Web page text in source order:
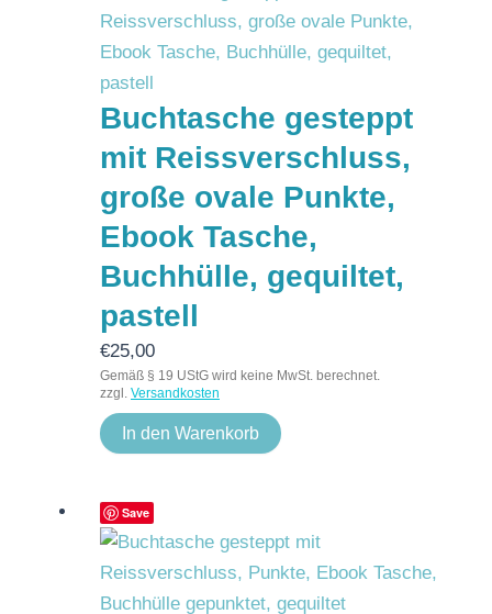
Buchtasche gesteppt
mit Reissverschluss,
große ovale Punkte,
Ebook Tasche,
Buchhülle, gequiltet,
pastell
€25,00
Gemäß § 19 UStG wird keine MwSt. berechnet.
zzgl. Versandkosten
In den Warenkorb
Save